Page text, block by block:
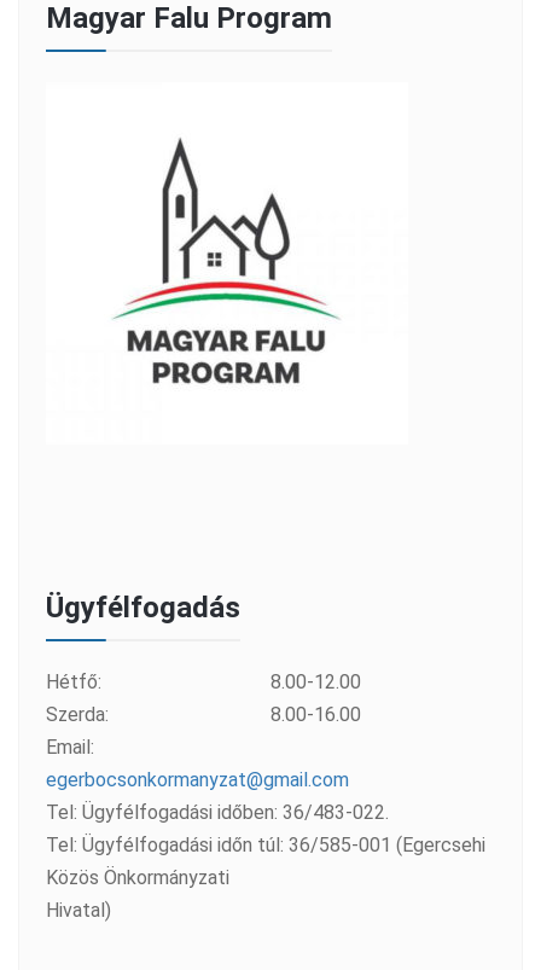
Magyar Falu Program
Ügyfélfogadás
Hétfő:
8.00-12.00
Szerda:
8.00-16.00
Email:
egerbocsonkormanyzat@gmail.com
Tel: Ügyfélfogadási időben: 36/483-022.
Tel: Ügyfélfogadási időn túl: 36/585-001 (Egercsehi
Közös Önkormányzati
Hivatal)